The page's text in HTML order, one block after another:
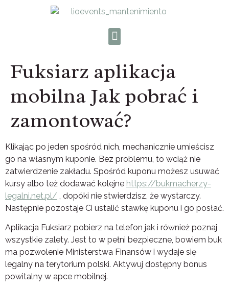
Fuksiarz aplikacja
mobilna Jak pobrać i
zamontować?
Klikając po jeden spośród nich, mechanicznie umieścisz
go na własnym kuponie. Bez problemu, to wciąż nie
zatwierdzenie zakładu. Spośród kuponu możesz usuwać
kursy albo też dodawać kolejne https://bukmacherzy-
legalni.net.pl/ , dopóki nie stwierdzisz, że wystarczy.
Następnie pozostaje Ci ustalić stawkę kuponu i go posłać.
Aplikacja Fuksiarz pobierz na telefon jak i również poznaj
wszystkie zalety. Jest to w pełni bezpieczne, bowiem buk
ma pozwolenie Ministerstwa Finansów i wydaje się
legalny na terytorium polski. Aktywuj dostępny bonus
powitalny w apce mobilnej.